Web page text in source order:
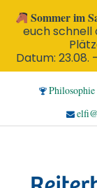
Philosophie
Sommer im
euch schnell
Datum: 23.08.